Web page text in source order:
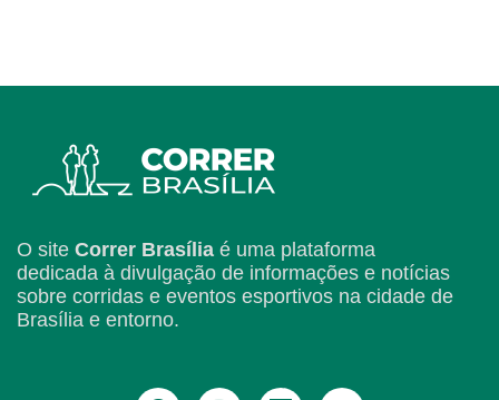
O site Correr Brasília é uma plataforma
dedicada à divulgação de informações e notícias
sobre corridas e eventos esportivos na cidade de
Brasília e entorno.